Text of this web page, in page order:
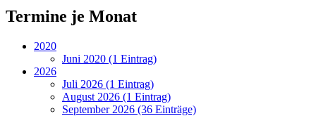
Termine je Monat
2020
Juni 2020 (1 Eintrag)
2026
Juli 2026 (1 Eintrag)
August 2026 (1 Eintrag)
September 2026 (36 Einträge)